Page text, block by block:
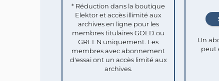
* Réduction dans la boutique
Elektor et accès illimité aux
archives en ligne pour les
membres titulaires GOLD ou
GREEN uniquement. Les
membres avec abonnement
d'essai ont un accès limité aux
archives.
Un
peut